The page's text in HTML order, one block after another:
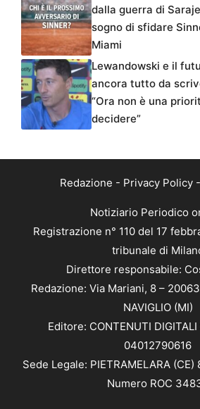
dalla guerra di
sogno di sfidare
Miami
Lewandowski e il
ancora tutto da
“Ora non è una
decidere”
Redazione - Privacy Policy-
Notiziario Periodico
Registrazione n° 110 del 17
tribunale di
Direttore responsabile:
Redazione: Via Mariani, 8 –
NAVIGLIO (MI)
Editore: CONTENUTI DIGITALI
04012790616
Sede Legale: PIETRAMELARA (CE)
Numero ROC